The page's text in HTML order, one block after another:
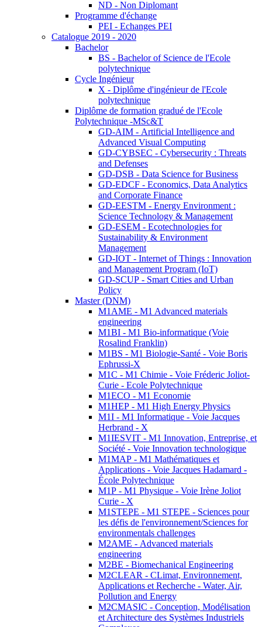
ND - Non Diplomant
Programme d'échange
PEI - Echanges PEI
Catalogue 2019 - 2020
Bachelor
BS - Bachelor of Science de l'Ecole
polytechnique
Cycle Ingénieur
X - Diplôme d'ingénieur de l'Ecole
polytechnique
Diplôme de formation gradué de l'Ecole
Polytechnique -MSc&T
GD-AIM - Artificial Intelligence and
Advanced Visual Computing
GD-CYBSEC - Cybersecurity : Threats
and Defenses
GD-DSB - Data Science for Business
GD-EDCF - Economics, Data Analytics
and Corporate Finance
GD-EESTM - Energy Environment :
Science Technology & Management
GD-ESEM - Ecotechnologies for
Sustainability & Environment
Management
GD-IOT - Internet of Things : Innovation
and Management Program (IoT)
GD-SCUP - Smart Cities and Urban
Policy
Master (DNM)
M1AME - M1 Advanced materials
engineering
M1BI - M1 Bio-informatique (Voie
Rosalind Franklin)
M1BS - M1 Biologie-Santé - Voie Boris
Ephrussi-X
M1C - M1 Chimie - Voie Fréderic Joliot-
Curie - Ecole Polytechnique
M1ECO - M1 Economie
M1HEP - M1 High Energy Physics
M1I - M1 Informatique - Voie Jacques
Herbrand - X
M1IESVIT - M1 Innovation, Entreprise, et
Société - Voie Innovation technologique
M1MAP - M1 Mathématiques et
Applications - Voie Jacques Hadamard -
École Polytechnique
M1P - M1 Physique - Voie Irène Joliot
Curie - X
M1STEPE - M1 STEPE - Sciences pour
les défis de l'environnement/Sciences for
environmentals challenges
M2AME - Advanced materials
engineering
M2BE - Biomechanical Engineering
M2CLEAR - CLimat, Environnement,
Applications et Recherche - Water, Air,
Pollution and Energy
M2CMASIC - Conception, Modélisation
et Architecture des Systèmes Industriels